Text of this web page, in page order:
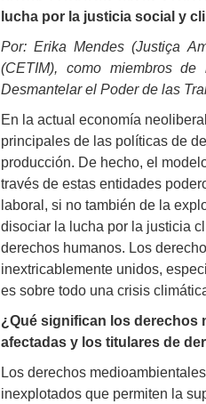
lucha por la justicia social y
Por: Erika Mendes (Justiça
(CETIM), como miembros
Desmantelar el Poder de las
En la actual economía
principales de las políticas de
producción. De hecho, el
través de estas entidades
laboral, si no también de la
disociar la lucha por la justicia
derechos humanos. Los
inextricablemente unidos,
es sobre todo una crisis
¿Qué significan los derechos
afectadas y los titulares de
Los derechos
inexplotados que permiten la